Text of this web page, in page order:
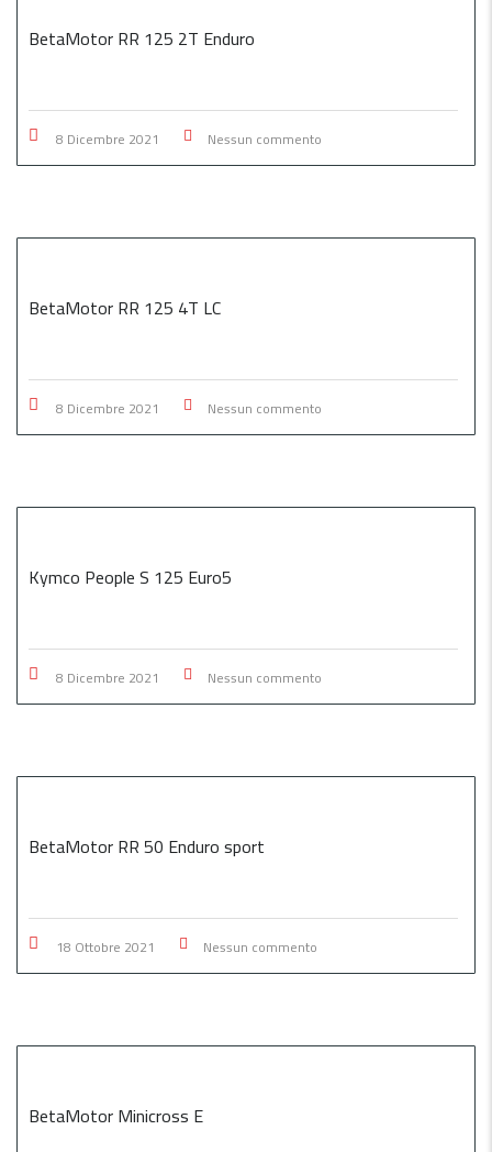
BetaMotor RR 125 2T Enduro
8 Dicembre 2021 Nessun commento
BetaMotor RR 125 4T LC
8 Dicembre 2021 Nessun commento
Kymco People S 125 Euro5
8 Dicembre 2021 Nessun commento
BetaMotor RR 50 Enduro sport
18 Ottobre 2021 Nessun commento
BetaMotor Minicross E